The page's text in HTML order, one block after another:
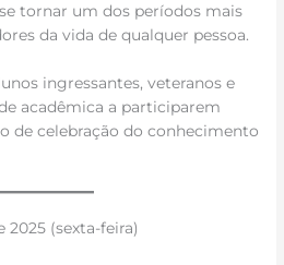
tornar um dos períodos mais
da vida de qualquer pessoa.
ingressantes, veteranos e
acadêmica a participarem
de celebração do conhecimento
2025 (sexta-feira)